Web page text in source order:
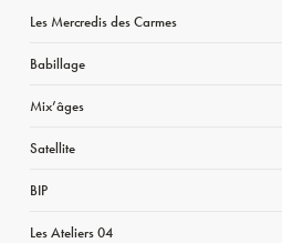
Les Mercredis des Carmes
Babillage
Mix’âges
Satellite
BIP
Les Ateliers 04